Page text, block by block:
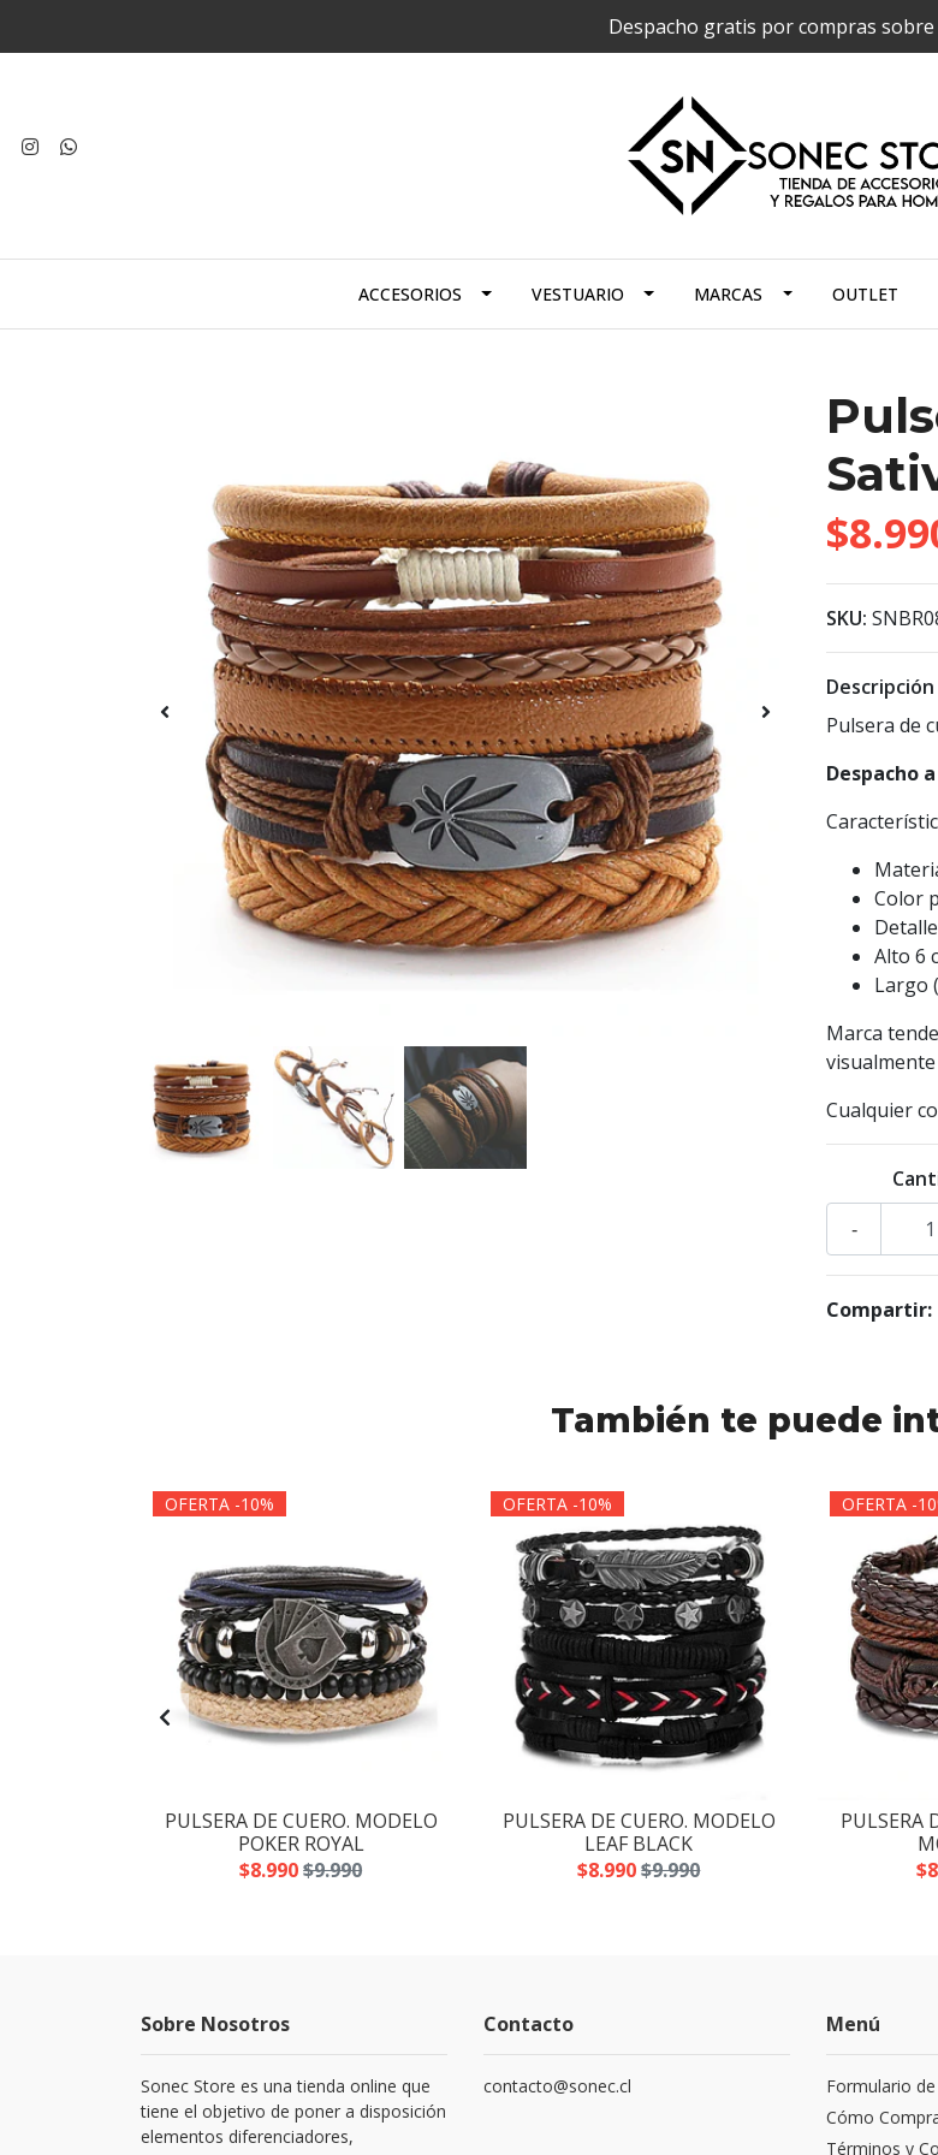
Despacho gratis por compras sobre
ACCESORIOS VESTUARIO MARCAS OUTLET
SKU:
Descripción
Pulsera de
Despacho
Color
Alto 6
Largo
Marca
Cualquier
-
Compartir:
También te puede
OFERTA -10%
PULSERA DE CUERO. MODELO
POKER ROYAL
$8.990$9.990
OFERTA -10%
PULSERA DE CUERO. MODELO
LEAF BLACK
$8.990$9.990
OFERTA -
PULSERA
Sobre Nosotros
Sonec Store es una tienda online que
tiene el objetivo de poner a disposición
elementos diferenciadores,
Contacto
contacto@sonec.cl
Menú
Formulario
Cómo
Términos y